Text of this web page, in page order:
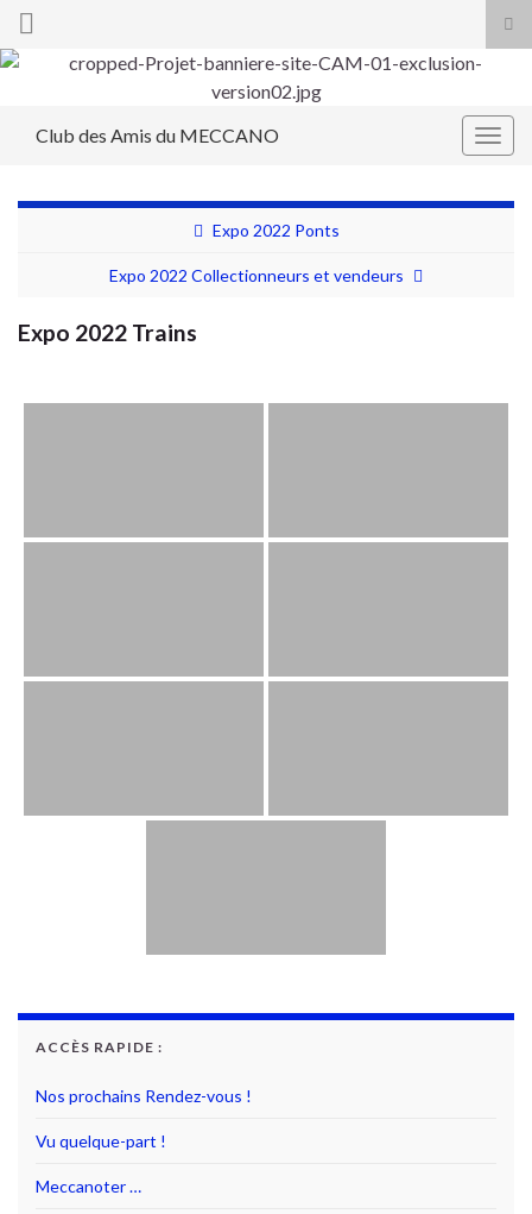
Search for:
Club des Amis du MECCANO
Expo 2022 Ponts
Expo 2022 Collectionneurs et vendeurs
Expo 2022 Trains
ACCÈS RAPIDE :
Nos prochains Rendez-vous !
Vu quelque-part !
Meccanoter …